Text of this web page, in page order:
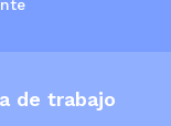
de trabajo